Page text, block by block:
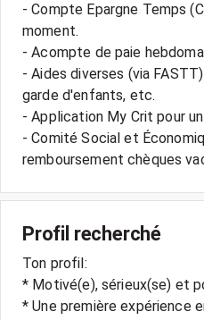
- Compte Epargne Temps
moment.
- Acompte de paie
- Aides diverses (via
garde d'enfants, etc.
- Application My Crit pour
- Comité Social et
Profil recherché
Ton profil:
* Motivé(e), sérieux(se) et
* Une première expérience